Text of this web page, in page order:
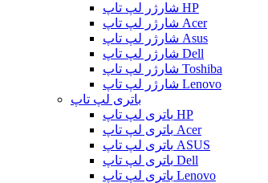
شارژر لپ تاپ HP
شارژر لپ تاپ Acer
شارژر لپ تاپ Asus
شارژر لپ تاپ Dell
شارژر لپ تاپ Toshiba
شارژر لپ تاپ Lenovo
باتری لپ تاپ
باتری لپ تاپ HP
باتری لپ تاپ Acer
باتری لپ تاپ ASUS
باتری لپ تاپ Dell
باتری لپ تاپ Lenovo